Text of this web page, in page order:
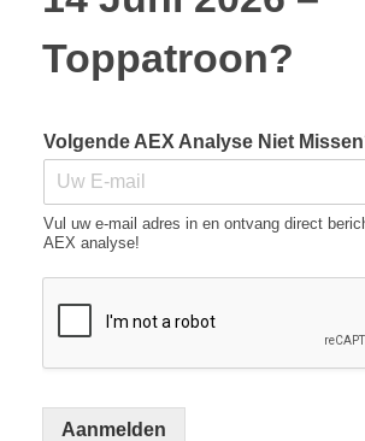
Toppatroon?
Volgende AEX Analyse Niet
Vul uw e-mail adres in en ontvang direct
AEX analyse!
Aanmelden